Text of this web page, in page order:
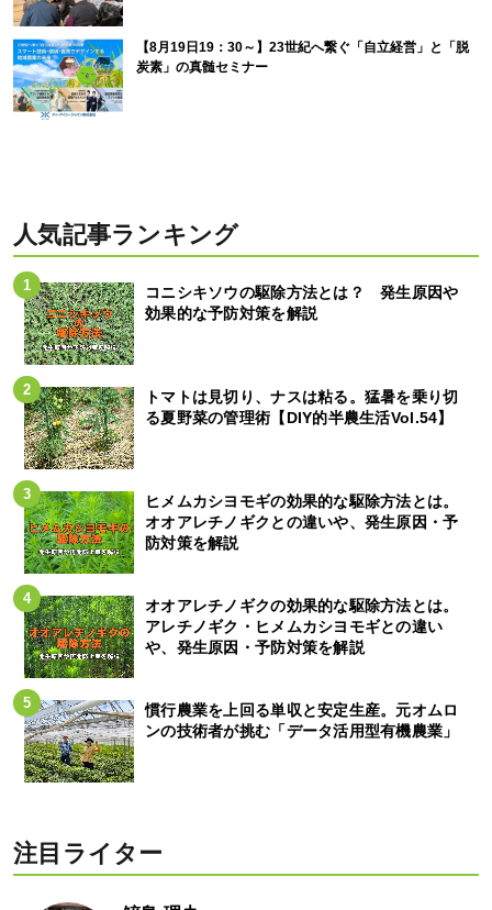
【8月19日19：30～】23世紀へ繋ぐ「自立経営」と「脱
炭素」の真髄セミナー
人気記事ランキング
コニシキソウの駆除方法とは？ 発生原因や
効果的な予防対策を解説
トマトは見切り、ナスは粘る。猛暑を乗り切
る夏野菜の管理術【DIY的半農生活Vol.54】
ヒメムカシヨモギの効果的な駆除方法とは。
オオアレチノギクとの違いや、発生原因・予
防対策を解説
オオアレチノギクの効果的な駆除方法とは。
アレチノギク・ヒメムカシヨモギとの違い
や、発生原因・予防対策を解説
慣行農業を上回る単収と安定生産。元オムロ
ンの技術者が挑む「データ活用型有機農業」
注目ライター